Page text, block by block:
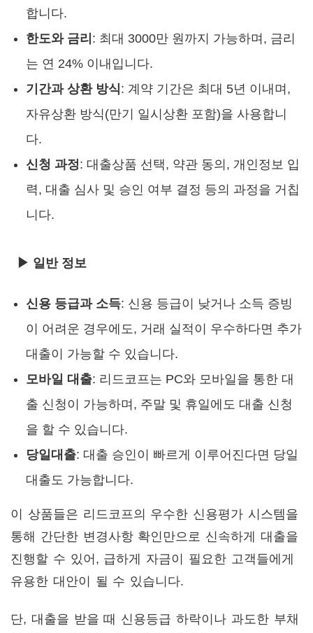
합니다.
한도와 금리 : 최대 3000만 원까지 가능하며, 금리
는 연 24% 이내입니다.
기간과 상환 방식: 계약 기간은 최대 5년 이내며,
자유상환 방식(만기 일시상환 포함)을 사용합니
다.
신청 과정: 대출상품 선택, 약관 동의, 개인정보 입
력, 대출 심사 및 승인 여부 결정 등의 과정을 거칩
니다.
▶ 일반 정보
신용 등급과 소득: 신용 등급이 낮거나 소득 증빙
이 어려운 경우에도, 거래 실적이 우수하다면 추가
대출이 가능할 수 있습니다.
모바일 대출: 리드코프는 PC와 모바일을 통한 대
출 신청이 가능하며, 주말 및 휴일에도 대출 신청
을 할 수 있습니다.
당일대출: 대출 승인이 빠르게 이루어진다면 당일
대출도 가능합니다.
이 상품들은 리드코프의 우수한 신용평가 시스템을
통해 간단한 변경사항 확인만으로 신속하게 대출을
진행할 수 있어, 급하게 자금이 필요한 고객들에게
유용한 대안이 될 수 있습니다.
단, 대출을 받을 때 신용등급 하락이나 과도한 부채